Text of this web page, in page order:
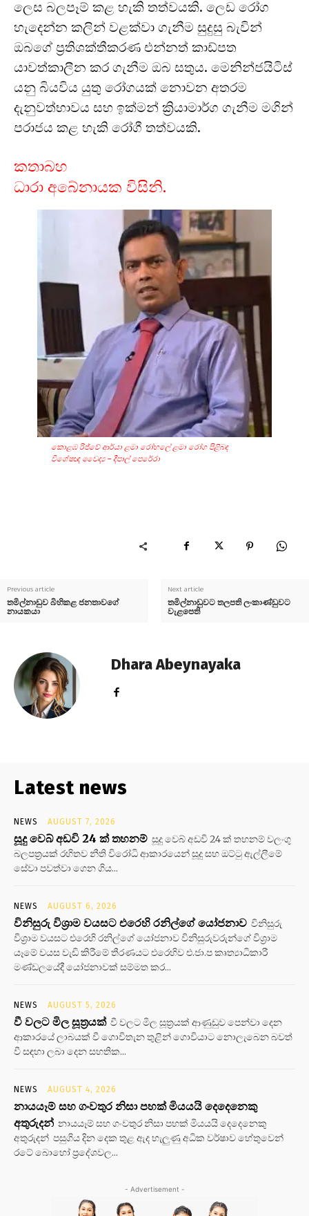
ලෙස බලපෑම් කළ හැකි තත්වයකි. ලෙඩ රෝග
හැදෙන්න කලින් වළක්වා ගැනීම සුදුසු බැවින්
ඔබගේ ප්‍රතිශක්තීකරණ එන්නත් කාඩ්පත
යාවත්කාලීන කර ගැනීම ඔබ සතුය. මෙනින්ජයිටිස්
යනු බියවිය යුතු රෝගයක් නොවන අතරම
දැනුවත්භාවය සහ ඉක්මන් ක්‍රියාමාර්ග ගැනීම මගින්
පරාජය කළ හැකි රෝගී තත්වයකි.
කතාබහ
ධාරා අබේනායක විසිනි.
කොළඹ රිජ්වේ ආර්යා ළමා රෝහලේ ළමා රෝග පිළිබඳ
විශේෂඥ වෛද්‍ය – දීපාල් පෙරේරා
Previous article
තමිල්නාඩුව බිහිකළ ජනතාවගේ
නායකයා
Next article
තමිල්නාඩුවට තලපති ලංකාණ්ඩුවට
වැළපෙති
Dhara Abeynayaka
Latest news
NEWS AUGUST 7, 2026
සූදු වෙබ් අඩවි 24 ක් තහනම් සූදු වෙබ් අඩවි 24 ක් තහනම් වලංගු
බලපත්‍රයක් රහිතව නීති විරෝධි ආකාරයෙන් සූදු සහ ඔට්ටු ඇල්ලීමේ
සේවා පවත්වා ගෙන ගිය...
NEWS AUGUST 6, 2026
විනිසුරු විශ්‍රාම වයසට එරෙහි රනිල්ගේ යෝජනාව විනිසුරු
විශ්‍රාම වයසට එරෙහි රනිල්ගේ යෝජනාව විනිසුරුවරුන්ගේ විශ්‍රාම
යෑමේ වයස වැඩි කිරීමේ තීරණයට එරෙහිව එ.ජා.ප කෘත්‍යාධිකාරී
මණ්ඩලයේදී යෝජනාවක් සම්මත කර...
NEWS AUGUST 5, 2026
වී වලට මිල සූත්‍රයක් වී වලට මිල සූත්‍රයක් ආණුඩුව පෙන්වා දෙන
ආකාරයේ ලාබයක් වී ගොවිතැන තුළින් ගොවියාට නොලැබෙන බවත්
වී සඳහා ලබා දෙන සහතික...
NEWS AUGUST 4, 2026
නායයෑම් සහ ගංවතුර නිසා පහක් මියයයි දෙදෙනෙකු
අතුරුදන් නායයෑම් සහ ගංවතුර නිසා පහක් මියයයි දෙදෙනෙකු
අතුරුදන් පසුගිය දින දෙක තුළ ඇද හැලුණු අධික වර්ෂාව හේතුවෙන්
රටේ බොහෝ ප්‍රදේශවල...
- Advertisement -